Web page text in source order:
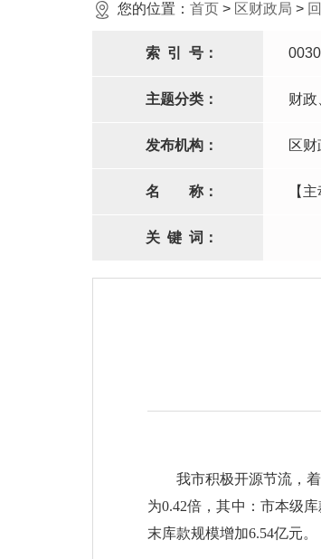
您的位置： 首页 > 区财政局 >
索 引 号：
主题分类： 财政
发布机构： 区财
名 称： 【
关 键 词：
我市积极开源节流，
为0.42倍，其中：市本级
末库款规模增加6.54亿元。